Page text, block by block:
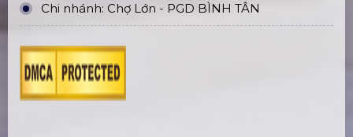
Chi nhánh: Chợ Lớn - PGD BÌNH TÂN